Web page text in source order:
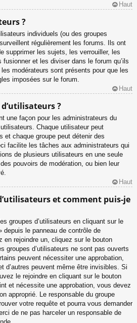
Haut
?
individuels (ou des groupes
régulièrement les forums. Ils ont
supprimer les sujets, les verrouiller, les
fusionner et les diviser dans le forum qu’ils
modérateurs sont présents pour que les
imposées sur le forum.
Haut
?
une façon pour les administrateurs du
Chaque utilisateur peut
et chaque groupe peut détenir des
facilite les tâches aux administrateurs qui
de plusieurs utilisateurs en une seule
pouvoirs de modération, ou bien leur
Haut
et comment puis-je
groupes d’utilisateurs en cliquant sur le
depuis le panneau de contrôle de
en rejoindre un, cliquez sur le bouton
groupes d’utilisateurs ne sont pas ouverts
peuvent nécessiter une approbation,
d’autres peuvent même être invisibles. Si
le rejoindre en cliquant sur le bouton
et nécessite une approbation, vous devez
approprié. Le responsable du groupe
votre requête et pourra vous demander
de ne pas harceler un responsable de